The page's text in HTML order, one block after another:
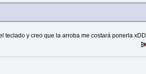
teclado y creo que la arroba me costará ponerla xDD